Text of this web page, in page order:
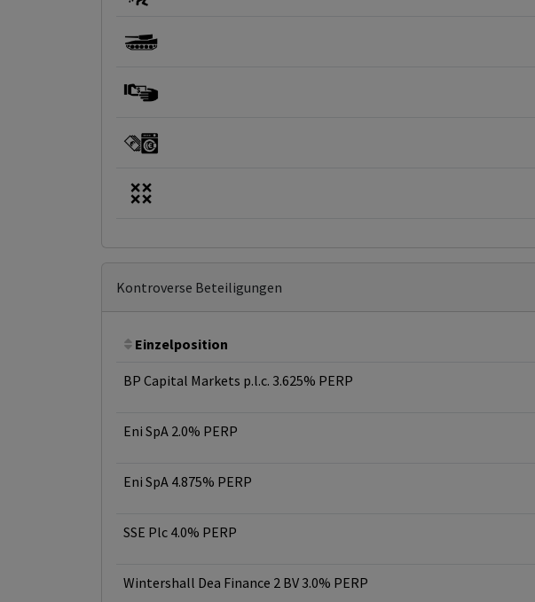
Kontroverse Beteiligungen
Einzelposition
BP Capital Markets p.l.c. 3.625% PERP
Eni SpA 2.0% PERP
Eni SpA 4.875% PERP
SSE Plc 4.0% PERP
Wintershall Dea Finance 2 BV 3.0% PERP